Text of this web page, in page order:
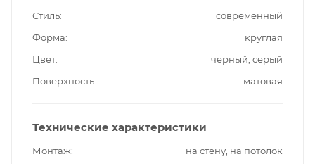
Стиль
современный
Форма
круглая
Цвет
черный, серый
Поверхность
матовая
Технические характеристики
Монтаж
на стену, на потолок